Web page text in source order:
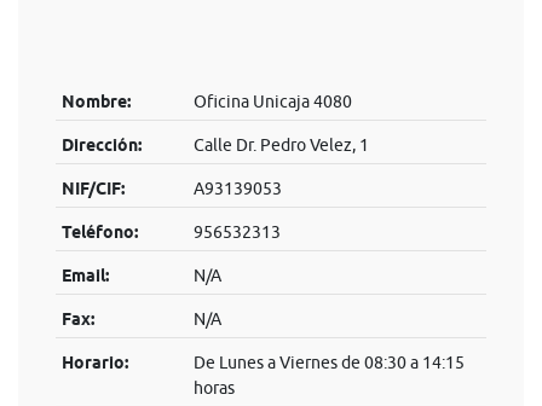
Nombre: Oficina Unicaja 4080
Dirección: Calle Dr. Pedro Velez, 1
NIF/CIF: A93139053
Teléfono: 956532313
Email: N/A
Fax: N/A
Horario:
De Lunes a Viernes de 08:30 a 14:15
horas